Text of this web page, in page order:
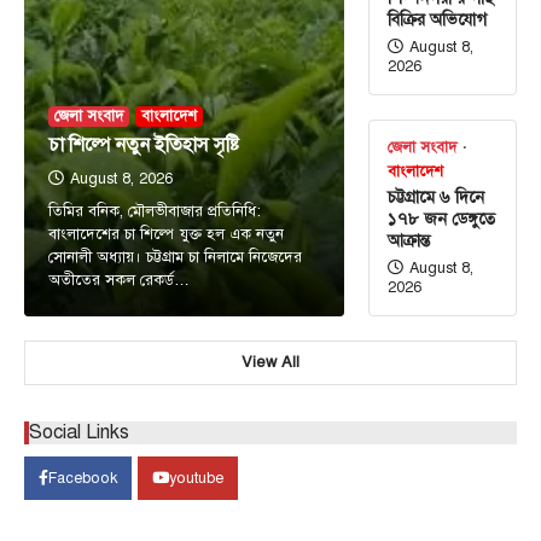
জেলা সংবাদ বাংলাদেশ
চা শিল্পে নতুন ইতিহাস সৃষ্টি
August 8, 2026
তিমির বনিক, মৌলভীবাজার প্রতিনিধি:
বাংলাদেশের চা শিল্পে যুক্ত হল এক নতুন
সোনালী অধ্যায়। চট্টগ্রাম চা নিলামে নিজেদের
অতীতের সকল রেকর্ড…
বিক্রির অভিযোগ
August 8,
2026
জেলা সংবাদ
বাংলাদেশ
চট্টগ্রামে ৬ দিনে
১৭৮ জন ডেঙ্গুতে
আক্রান্ত
August 8,
2026
View All
Social Links
Facebook youtube
আন্তর্জাতিক
সৌদি, তুরস্ক ও পাকিস্তানের মধ্যে প্রতিরক্ষা চুক্তি